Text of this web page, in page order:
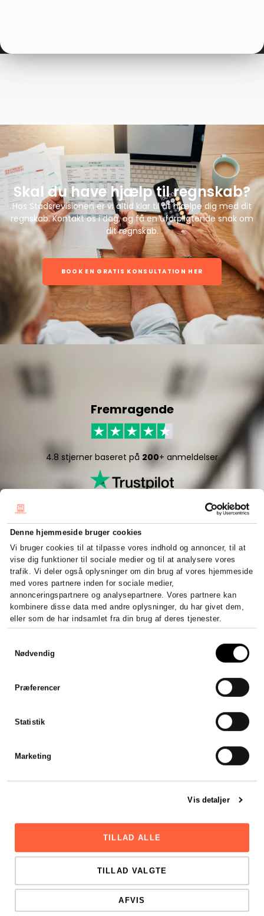
Denne hjemmeside bruger cookies
Vi bruger cookies til at tilpasse vores indhold og annoncer, til at
vise dig funktioner til sociale medier og til at analysere vores
trafik. Vi deler også oplysninger om din brug af vores hjemmeside
med vores partnere inden for sociale medier,
annonceringspartnere og analysepartnere. Vores partnere kan
kombinere disse data med andre oplysninger, du har givet dem,
eller som de har indsamlet fra din brug af deres tjenester.
Nødvendig
Præferencer
Statistik
Marketing
Vis detaljer
TILLAD ALLE
TILLAD VALGTE
AFVIS
Skal du have hjælp til regnskab?
Hos Stadsrevisionen er vi altid klar til at hjælpe dig med dit
regnskab. Kontakt os i dag, og få en uforpligtende snak om
dit regnskab.
BOOK EN GRATIS KONSULTATION HER
Fremragende
4.8 stjerner baseret på 200+ anmeldelser
5/5 stjerner baseret på 50 + anmeldelser